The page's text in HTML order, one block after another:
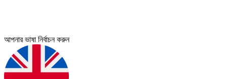
আপনার ভাষা নির্বাচন করুন